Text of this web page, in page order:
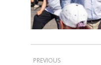
PREVIOUS